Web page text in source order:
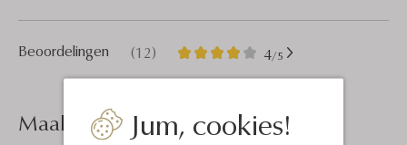
Jum, cookies!
Beoordelingen (12) 4/5
12
4
Sterren
Maak jelook compleet